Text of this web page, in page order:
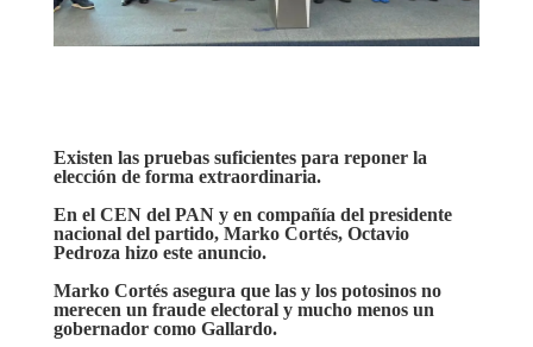
Existen las pruebas suficientes para reponer la
elección de forma extraordinaria.
En el CEN del PAN y en compañía del presidente
nacional del partido, Marko Cortés, Octavio
Pedroza hizo este anuncio.
Marko Cortés asegura que las y los potosinos no
merecen un fraude electoral y mucho menos un
gobernador como Gallardo.